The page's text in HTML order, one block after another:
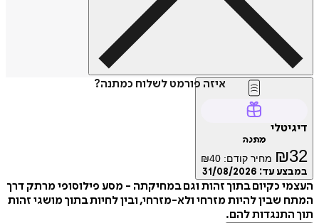
איזה פורמט לשלוח כמתנה?
דיגיטלי
מתנה
₪32 מחיר קודם: ₪40
במבצע עד: 31/08/2026
העצמי כקיום בתוך זהות וגם במחיקתה - מסע פילוסופי מרתק דרך
המתח שבין להיות מזרחי ולא-מזרחי, ובין לחיות בתוך מושגי זהות
תוך התנגדות להם.